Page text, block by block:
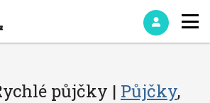
půjčky | Půjčky,